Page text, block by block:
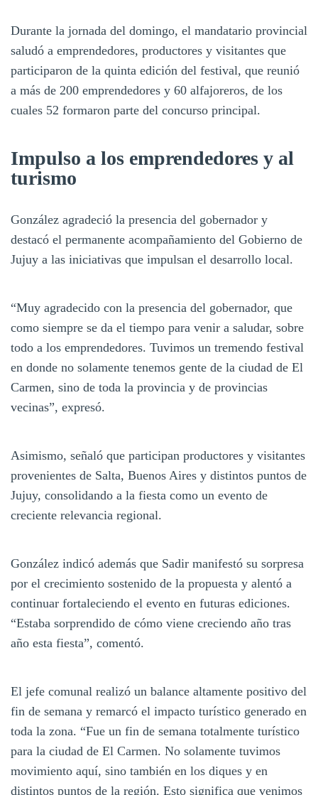
Durante la jornada del domingo, el mandatario provincial
saludó a emprendedores, productores y visitantes que
participaron de la quinta edición del festival, que reunió
a más de 200 emprendedores y 60 alfajoreros, de los
cuales 52 formaron parte del concurso principal.
Impulso a los emprendedores y al
turismo
González agradeció la presencia del gobernador y
destacó el permanente acompañamiento del Gobierno de
Jujuy a las iniciativas que impulsan el desarrollo local.
“Muy agradecido con la presencia del gobernador, que
como siempre se da el tiempo para venir a saludar, sobre
todo a los emprendedores. Tuvimos un tremendo festival
en donde no solamente tenemos gente de la ciudad de El
Carmen, sino de toda la provincia y de provincias
vecinas”, expresó.
Asimismo, señaló que participan productores y visitantes
provenientes de Salta, Buenos Aires y distintos puntos de
Jujuy, consolidando a la fiesta como un evento de
creciente relevancia regional.
González indicó además que Sadir manifestó su sorpresa
por el crecimiento sostenido de la propuesta y alentó a
continuar fortaleciendo el evento en futuras ediciones.
“Estaba sorprendido de cómo viene creciendo año tras
año esta fiesta”, comentó.
El jefe comunal realizó un balance altamente positivo del
fin de semana y remarcó el impacto turístico generado en
toda la zona. “Fue un fin de semana totalmente turístico
para la ciudad de El Carmen. No solamente tuvimos
movimiento aquí, sino también en los diques y en
distintos puntos de la región. Esto significa que venimos